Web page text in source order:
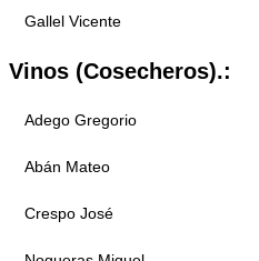
Gallel Vicente
Vinos (Cosecheros).:
Adego Gregorio
Abán Mateo
Crespo José